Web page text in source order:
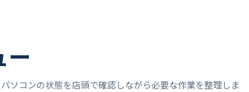
ー
ソコンの状態を店頭で確認しながら必要な作業を整理しま